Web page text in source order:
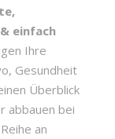
einfach
Ihre
Gesundheit
Überblick
abbauen bei
an